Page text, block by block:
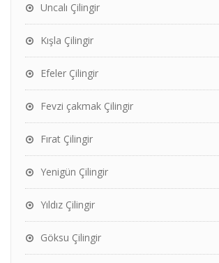
Uncalı Çilingir
Kışla Çilingir
Efeler Çilingir
Fevzi çakmak Çilingir
Fırat Çilingir
Yenigün Çilingir
Yıldız Çilingir
Göksu Çilingir